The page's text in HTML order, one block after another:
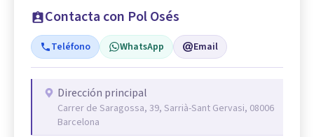
Contacta con Pol Osés
Teléfono WhatsApp Email
Dirección principal
Carrer de Saragossa, 39, Sarrià-Sant Gervasi, 08006
Barcelona